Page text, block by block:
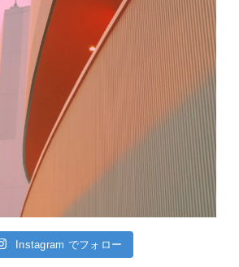
Instagram でフォロー